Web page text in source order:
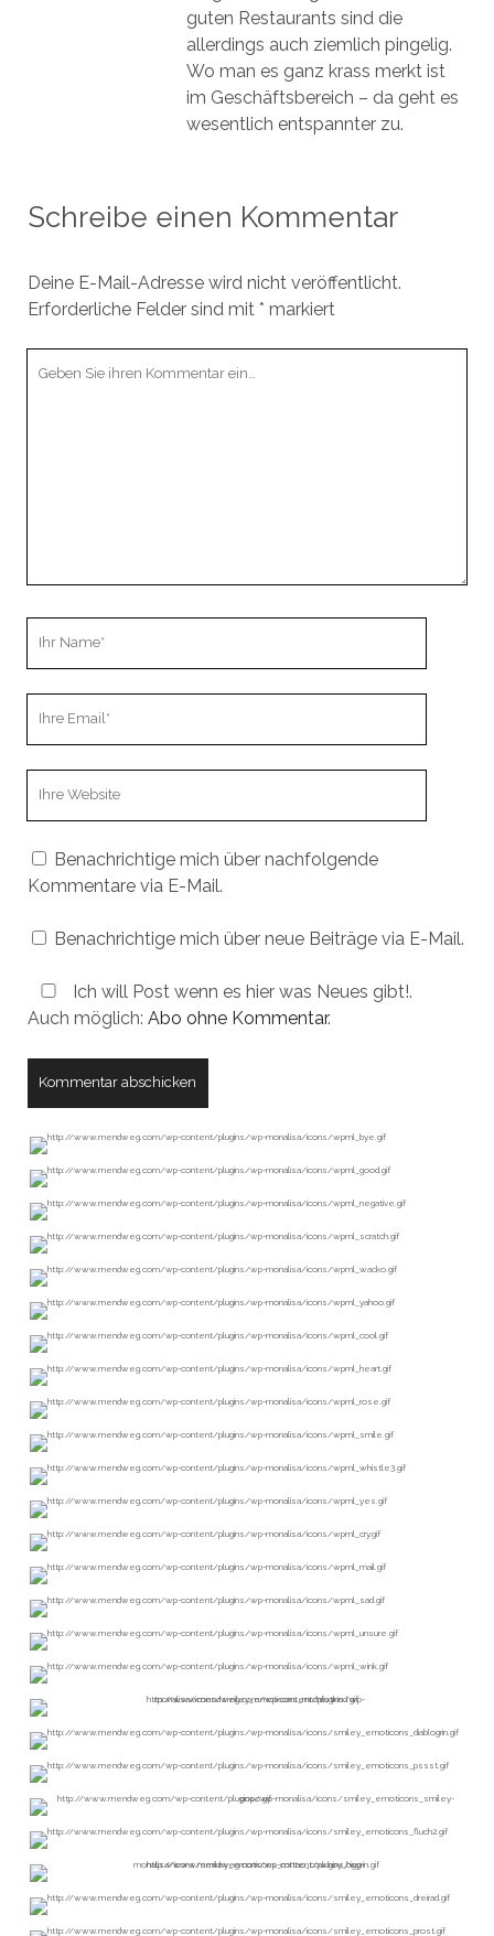
guten Restaurants sind die
allerdings auch ziemlich pingelig.
Wo man es ganz krass merkt ist
im Geschäftsbereich – da geht es
wesentlich entspannter zu.
Schreibe einen Kommentar
Deine E-Mail-Adresse wird nicht veröffentlicht.
Erforderliche Felder sind mit * markiert
Benachrichtige mich über nachfolgende
Kommentare via E-Mail.
Benachrichtige mich über neue Beiträge via E-Mail.
Ich will Post wenn es hier was Neues gibt!.
Auch möglich: Abo ohne Kommentar.